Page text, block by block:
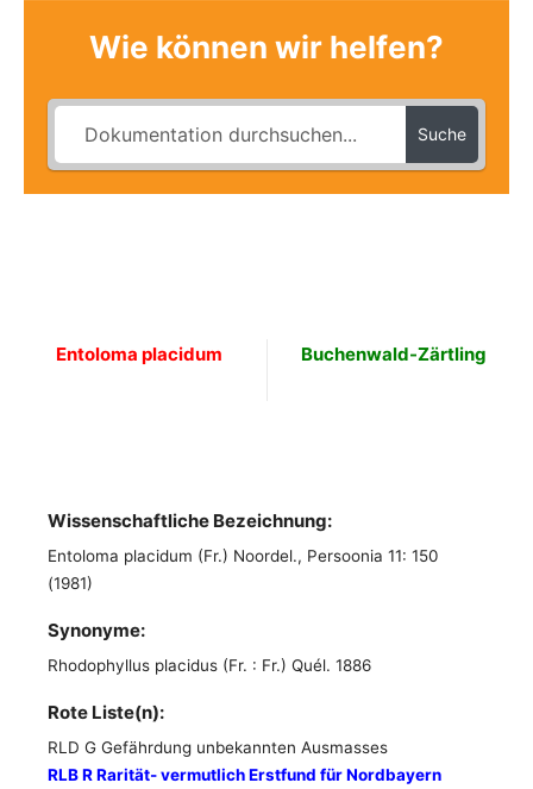
Wie können wir helfen?
Suche
Entoloma placidum Buchenwald-Zärtling
Wissenschaftliche Bezeichnung:
Entoloma placidum (Fr.) Noordel., Persoonia 11: 150
(1981)
Synonyme:
Rhodophyllus placidus (Fr. : Fr.) Quél. 1886
Rote Liste(n):
RLD G Gefährdung unbekannten Ausmasses
RLB R Rarität- vermutlich Erstfund für Nordbayern